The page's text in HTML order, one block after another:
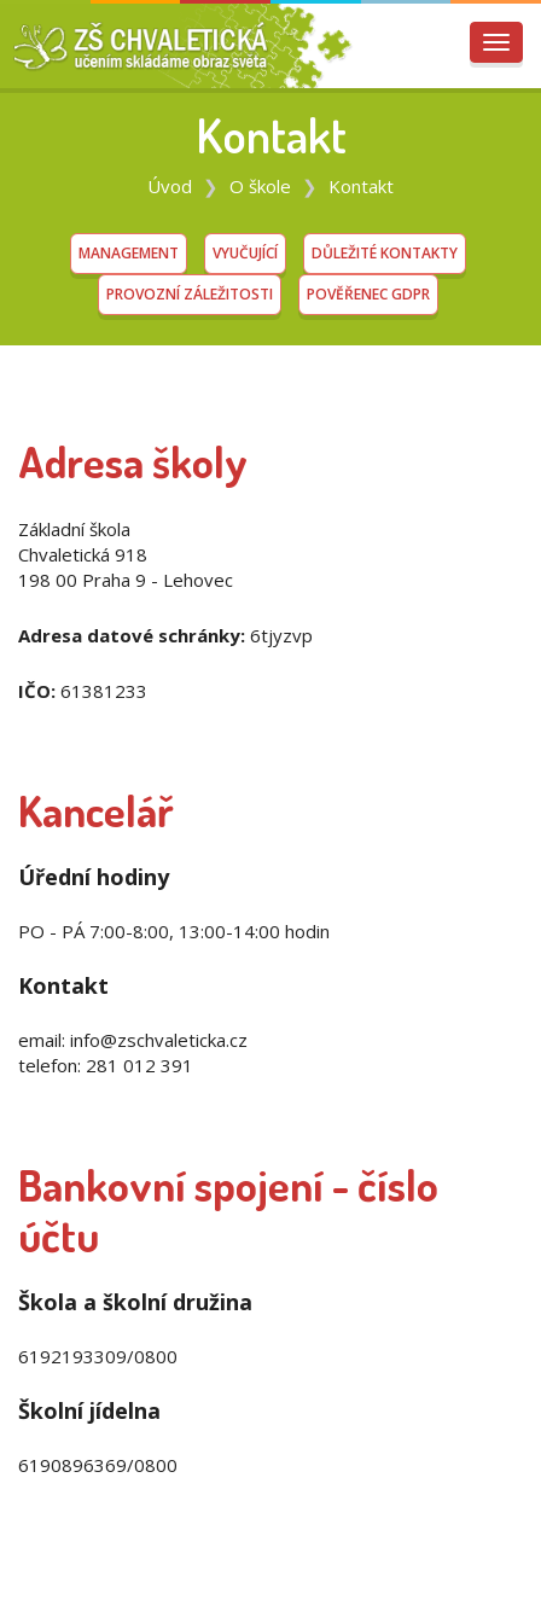
Kontakt
Úvod O škole Kontakt
MANAGEMENT VYUČUJÍCÍ
DŮLEŽITÉ KONTAKTY
PROVOZNÍ ZÁLEŽITOSTI
POVĚŘENEC GDPR
Adresa školy
Základní škola
Chvaletická 918
198 00 Praha 9 - Lehovec
Adresa datové schránky: 6tjyzvp
IČO: 61381233
Kancelář
Úřední hodiny
PO - PÁ 7:00-8:00, 13:00-14:00 hodin
Kontakt
email: info@zschvaleticka.cz
telefon: 281 012 391
Bankovní spojení - číslo
účtu
Škola a školní družina
6192193309/0800
Školní jídelna
6190896369/0800